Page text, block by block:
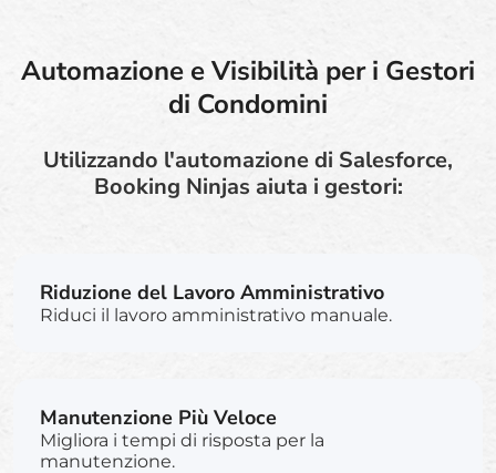
Automazione e Visibilità per i Gestori
di Condomini
Utilizzando l'automazione di Salesforce,
Booking Ninjas aiuta i gestori:
Riduzione del Lavoro Amministrativo
Riduci il lavoro amministrativo manuale.
Manutenzione Più Veloce
Migliora i tempi di risposta per la
manutenzione.